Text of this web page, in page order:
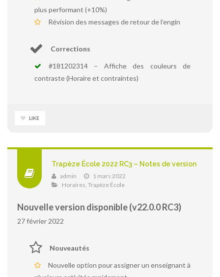
plus performant (+10%)
Révision des messages de retour de l’engin
Corrections
#181202314 – Affiche des couleurs de
contraste (Horaire et contraintes)
LIKE
Trapèze École 2022 RC3 – Notes de version
admin
1 mars 2022
Horaires, Trapèze École
Nouvelle version disponible (v22.0.0 RC3)
27 février 2022
Nouveautés
Nouvelle option pour assigner un enseignant à